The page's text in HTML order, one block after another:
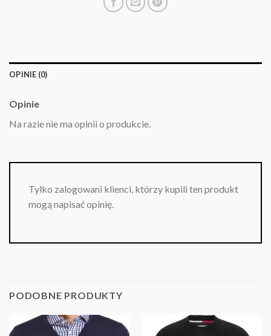
OPINIE (0)
Opinie
Na razie nie ma opinii o produkcie.
Tylko zalogowani klienci, którzy kupili ten produkt
mogą napisać opinię.
PODOBNE PRODUKTY